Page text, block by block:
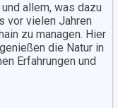
allem, was dazu
vor vielen Jahren
zu managen. Hier
die Natur in
Erfahrungen und